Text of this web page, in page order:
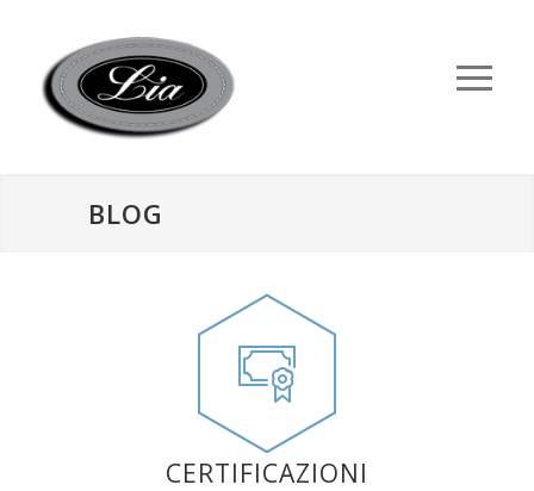
BLOG
CERTIFICAZIONI